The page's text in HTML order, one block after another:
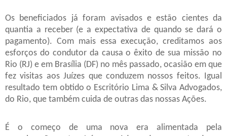
Os beneficiados já foram avisados e estão cientes da
quantia a receber (e a expectativa de quando se dará o
pagamento). Com mais essa execução, creditamos aos
esforços do condutor da causa o êxito de sua missão no
Rio (RJ) e em Brasília (DF) no mês passado, ocasião em que
fez visitas aos Juízes que conduzem nossos feitos. Igual
resultado tem obtido o Escritório Lima & Silva Advogados,
do Rio, que também cuida de outras das nossas Ações.
É o começo de uma nova era alimentada pela